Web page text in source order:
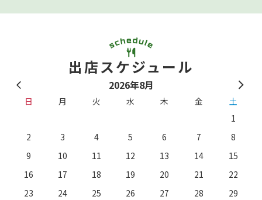
出店スケジュール
2026年8月
日 月 火 水 木 金
土
1
2
3 4 5 6 7
8
9
10 11 12 13 14
15
16
17 18 19 20 21
22
23
24 25 26 27 28
29